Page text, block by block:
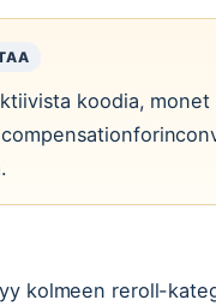
koodia,
kolmeen reroll-